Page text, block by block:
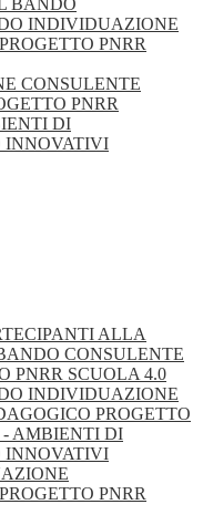
BANDO
INDIVIDUAZIONE
PNRR
CONSULENTE
PNRR
DI
INNOVATIVI
ALLA
CONSULENTE
PNRR SCUOLA 4.0
INDIVIDUAZIONE
PROGETTO
- AMBIENTI DI
INNOVATIVI
PNRR